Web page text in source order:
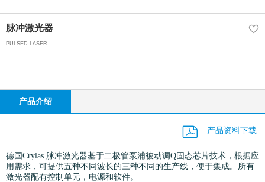
脉冲激光器
PULSED LASER
产品介绍
产品资料下载
德国 Crylas 脉冲激光器基于二极管泵浦被动调Q固态芯片技术，根据应
用需求，可提供五种不同波长的三种不同的生产线，便于集成。所有
激光器配有控制单元，电源和软件。